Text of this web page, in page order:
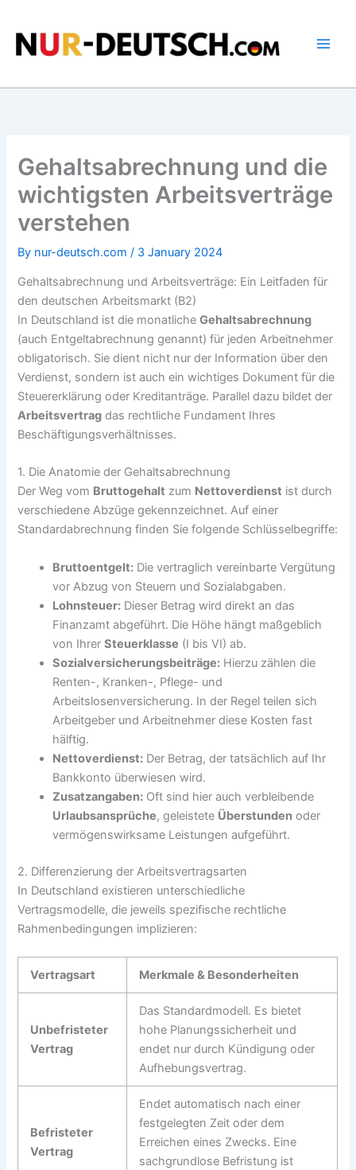
content
Gehaltsabrechnung und die
wichtigsten Arbeitsverträge
verstehen
By nur-deutsch.com / 3 January 2024
Gehaltsabrechnung und Arbeitsverträge: Ein Leitfaden für
den deutschen Arbeitsmarkt (B2)
In Deutschland ist die monatlicheGehaltsabrechnung
(auch Entgeltabrechnung genannt) für jeden Arbeitnehmer
obligatorisch. Sie dient nicht nur der Information über den
Verdienst, sondern ist auch ein wichtiges Dokument für die
Steuererklärung oder Kreditanträge. Parallel dazu bildet der
Arbeitsvertrag das rechtliche Fundament Ihres
Beschäftigungsverhältnisses.
1. Die Anatomie der Gehaltsabrechnung
Der Weg vom Bruttogehalt zum Nettoverdienst ist durch
verschiedene Abzüge gekennzeichnet. Auf einer
Standardabrechnung finden Sie folgende Schlüsselbegriffe:
Bruttoentgelt: Die vertraglich vereinbarte Vergütung
vor Abzug von Steuern und Sozialabgaben.
Lohnsteuer: Dieser Betrag wird direkt an das
Finanzamt abgeführt. Die Höhe hängt maßgeblich
von IhrerSteuerklasse (I bis VI) ab.
Sozialversicherungsbeiträge: Hierzu zählen die
Renten-, Kranken-, Pflege- und
Arbeitslosenversicherung. In der Regel teilen sich
Arbeitgeber und Arbeitnehmer diese Kosten fast
hälftig.
Nettoverdienst: Der Betrag, der tatsächlich auf Ihr
Bankkonto überwiesen wird.
Zusatzangaben: Oft sind hier auch verbleibende
Urlaubsansprüche, geleistete Überstunden oder
vermögenswirksame Leistungen aufgeführt.
2. Differenzierung der Arbeitsvertragsarten
In Deutschland existieren unterschiedliche
Vertragsmodelle, die jeweils spezifische rechtliche
Rahmenbedingungen implizieren:
Vertragsart Merkmale & Besonderheiten
Unbefristeter
Vertrag
Das Standardmodell. Es bietet
hohe Planungssicherheit und
endet nur durch Kündigung oder
Aufhebungsvertrag.
Befristeter
Vertrag
Endet automatisch nach einer
festgelegten Zeit oder dem
Erreichen eines Zwecks. Eine
sachgrundlose Befristung ist